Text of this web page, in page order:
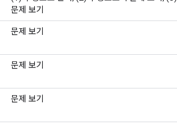
문제 보기
문제 보기
문제 보기
문제 보기